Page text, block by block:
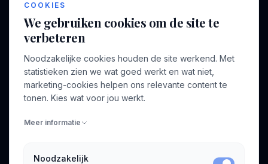
BEDRIJF
Over ons
Voor opdrachtgevers
Profiel aanmaken
COOKIES
We gebruiken cookies om de site te
verbeteren
Noodzakelijke cookies houden de site werkend. Met
statistieken zien we wat goed werkt en wat niet,
marketing-cookies helpen ons relevante content te
tonen. Kies wat voor jou werkt.
Meer informatie
Noodzakelijk